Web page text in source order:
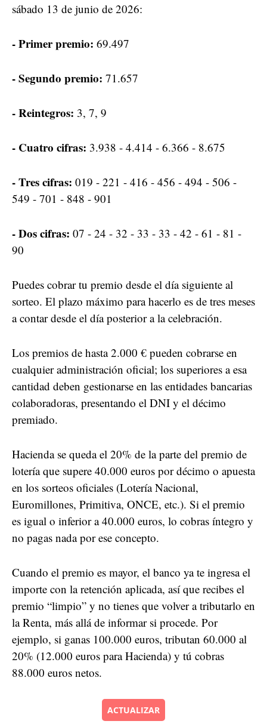
sábado 13 de junio de 2026:
- Primer premio: 69.497
- Segundo premio: 71.657
- Reintegros: 3, 7, 9
- Cuatro cifras: 3.938 - 4.414 - 6.366 - 8.675
- Tres cifras: 019 - 221 - 416 - 456 - 494 - 506 -
549 - 701 - 848 - 901
- Dos cifras: 07 - 24 - 32 - 33 - 33 - 42 - 61 - 81 -
90
Puedes cobrar tu premio desde el día siguiente al
sorteo. El plazo máximo para hacerlo es de tres meses
a contar desde el día posterior a la celebración.
Los premios de hasta 2.000 € pueden cobrarse en
cualquier administración oficial; los superiores a esa
cantidad deben gestionarse en las entidades bancarias
colaboradoras, presentando el DNI y el décimo
premiado.
Hacienda se queda el 20% de la parte del premio de
lotería que supere 40.000 euros por décimo o apuesta
en los sorteos oficiales (Lotería Nacional,
Euromillones, Primitiva, ONCE, etc.). Si el premio
es igual o inferior a 40.000 euros, lo cobras íntegro y
no pagas nada por ese concepto.
Cuando el premio es mayor, el banco ya te ingresa el
importe con la retención aplicada, así que recibes el
premio “limpio” y no tienes que volver a tributarlo en
la Renta, más allá de informar si procede. Por
ejemplo, si ganas 100.000 euros, tributan 60.000 al
20% (12.000 euros para Hacienda) y tú cobras
88.000 euros netos.
ACTUALIZAR